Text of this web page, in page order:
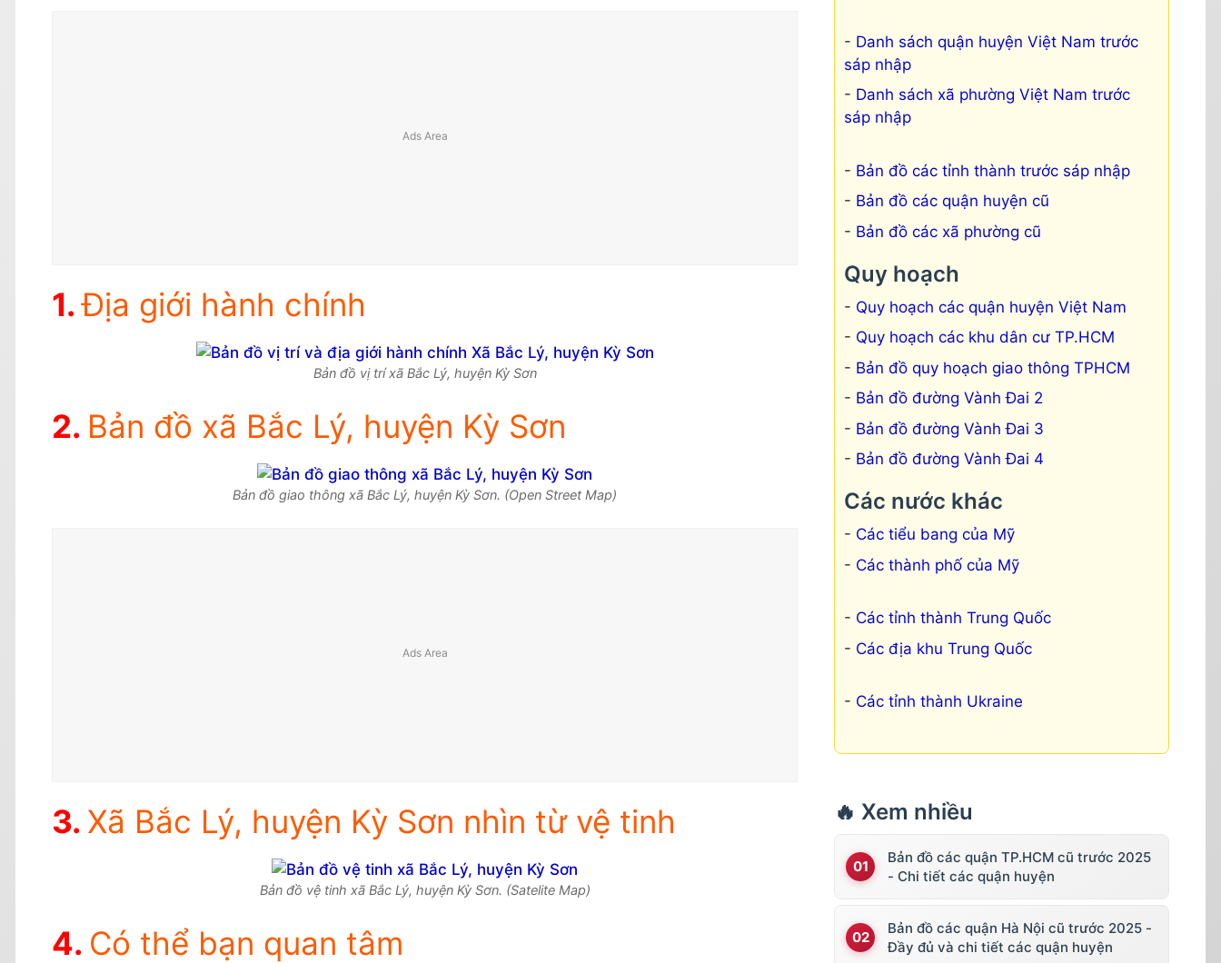
Địa giới hành chính
Bản đồ vị trí xã Bắc Lý, huyện Kỳ Sơn
Bản đồ xã Bắc Lý, huyện Kỳ Sơn
Bản đồ giao thông xã Bắc Lý, huyện Kỳ Sơn. (Open Street Map)
Xã Bắc Lý, huyện Kỳ Sơn nhìn từ vệ tinh
Bản đồ vệ tinh xã Bắc Lý, huyện Kỳ Sơn. (Satelite Map)
Có thể bạn quan tâm
Danh sách quận huyện Việt Nam trước
sáp nhập
Danh sách xã phường Việt Nam trước
sáp nhập
Bản đồ các tỉnh thành trước sáp nhập
Bản đồ các quận huyện cũ
Bản đồ các xã phường cũ
Quy hoạch
Quy hoạch các quận huyện Việt Nam
Quy hoạch các khu dân cư TP.HCM
Bản đồ quy hoạch giao thông TPHCM
Bản đồ đường Vành Đai 2
Bản đồ đường Vành Đai 3
Bản đồ đường Vành Đai 4
Các nước khác
Các tiểu bang của Mỹ
Các thành phố của Mỹ
Các tỉnh thành Trung Quốc
Các địa khu Trung Quốc
Các tỉnh thành Ukraine
🔥 Xem nhiều
Bản đồ các quận TP.HCM cũ trước 2025
- Chi tiết các quận huyện
Bản đồ các quận Hà Nội cũ trước 2025 -
Đầy đủ và chi tiết các quận huyện